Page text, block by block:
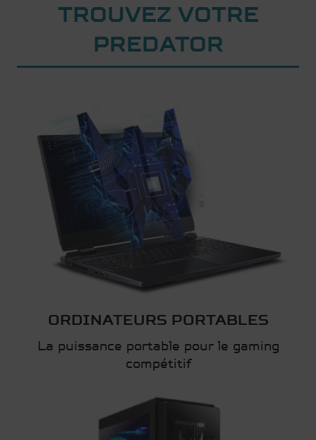
TROUVEZ VOTRE
PREDATOR
ORDINATEURS PORTABLES
La puissance portable pour le gaming
compétitif